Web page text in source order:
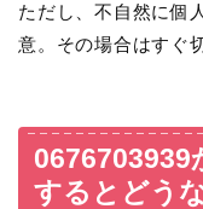
ただし、不自然に個
意。その場合はすぐ
0676703939
するとどう